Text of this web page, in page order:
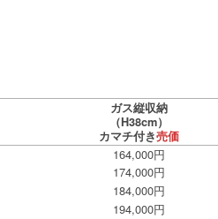
ガス縦収納
（H38cm）
カマチ付き売価
164,000円
174,000円
184,000円
194,000円